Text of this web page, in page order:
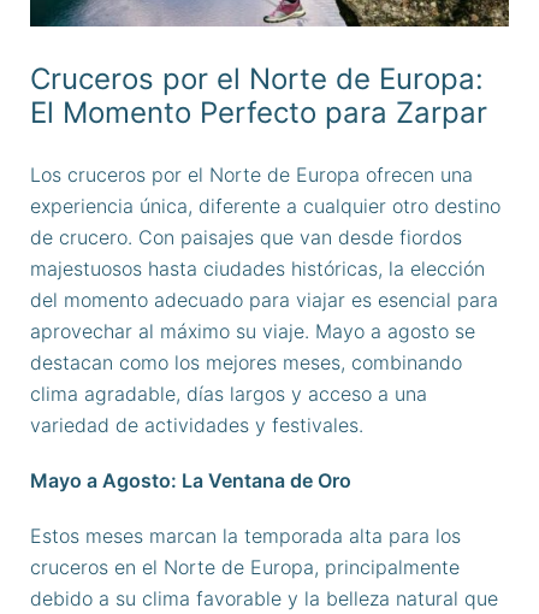
Cruceros por el Norte de Europa:
El Momento Perfecto para Zarpar
Los cruceros por el Norte de Europa ofrecen una
experiencia única, diferente a cualquier otro destino
de crucero. Con paisajes que van desde fiordos
majestuosos hasta ciudades históricas, la elección
del momento adecuado para viajar es esencial para
aprovechar al máximo su viaje. Mayo a agosto se
destacan como los mejores meses, combinando
clima agradable, días largos y acceso a una
variedad de actividades y festivales.
Mayo a Agosto: La Ventana de Oro
Estos meses marcan la temporada alta para los
cruceros en el Norte de Europa, principalmente
debido a su clima favorable y la belleza natural que